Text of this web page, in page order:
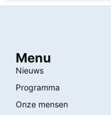
Menu
Nieuws
Programma
Onze mensen